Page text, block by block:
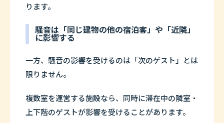
ります。
騒音は「同じ建物の他の宿泊客」や「近隣」
に影響する
一方、騒音の影響を受けるのは「次のゲスト」とは
限りません。
複数室を運営する施設なら、同時に滞在中の隣室・
上下階のゲストが影響を受けることがあります。